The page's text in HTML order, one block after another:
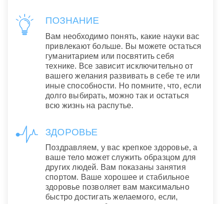
ПОЗНАНИЕ
Вам необходимо понять, какие науки вас
привлекают больше. Вы можете остаться
гуманитарием или посвятить себя
технике. Все зависит исключительно от
вашего желания развивать в себе те или
иные способности. Но помните, что, если
долго выбирать, можно так и остаться
всю жизнь на распутье.
ЗДОРОВЬЕ
Поздравляем, у вас крепкое здоровье, а
ваше тело может служить образцом для
других людей. Вам показаны занятия
спортом. Ваше хорошее и стабильное
здоровье позволяет вам максимально
быстро достигать желаемого, если,